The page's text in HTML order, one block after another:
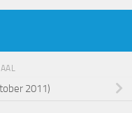
2011)